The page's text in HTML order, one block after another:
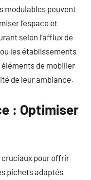
modulables peuvent
l’espace et
selon l’afflux de
les établissements
de mobilier
de leur ambiance.
: Optimiser
cruciaux pour offrir
pichets adaptés